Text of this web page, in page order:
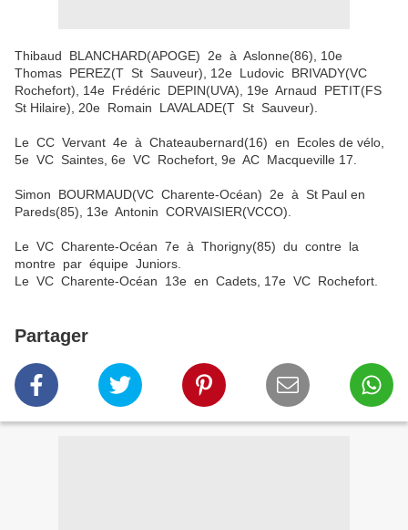
Thibaud BLANCHARD(APOGE) 2e à Aslonne(86), 10e
Thomas PEREZ(T St Sauveur), 12e Ludovic BRIVADY(VC
Rochefort), 14e Frédéric DEPIN(UVA), 19e Arnaud PETIT(FS
St Hilaire), 20e Romain LAVALADE(T St Sauveur).
Le CC Vervant 4e à Chateaubernard(16) en Ecoles de vélo,
5e VC Saintes, 6e VC Rochefort, 9e AC Macqueville 17.
Simon BOURMAUD(VC Charente-Océan) 2e à St Paul en
Pareds(85), 13e Antonin CORVAISIER(VCCO).
Le VC Charente-Océan 7e à Thorigny(85) du contre la
montre par équipe Juniors.
Le VC Charente-Océan 13e en Cadets, 17e VC Rochefort.
Partager